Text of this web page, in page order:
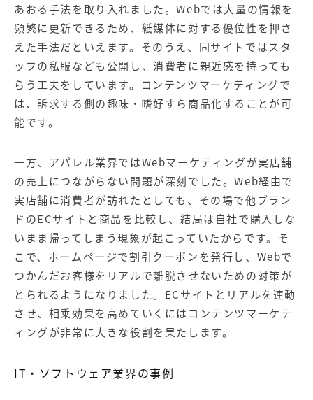
あおる手法を取り入れました。Webでは大量の情報を
頻繁に更新できるため、紙媒体に対する優位性を押さ
えた手法だといえます。そのうえ、同サイトではスタ
ッフの私服なども公開し、消費者に親近感を持っても
らう工夫をしています。コンテンツマーケティングで
は、訴求する側の趣味・嗜好すら商品化することが可
能です。
一方、アパレル業界ではWebマーケティングが実店舗
の売上につながらない問題が深刻でした。Web経由で
実店舗に消費者が訪れたとしても、その場で他ブラン
ドのECサイトと商品を比較し、結局は自社で購入しな
いまま帰ってしまう現象が起こっていたからです。そ
こで、ホームページで割引クーポンを発行し、Webで
つかんだお客様をリアルで離脱させないための対策が
とられるようになりました。ECサイトとリアルを連動
させ、相乗効果を高めていくにはコンテンツマーケテ
ィングが非常に大きな役割を果たします。
IT・ソフトウェア業界の事例